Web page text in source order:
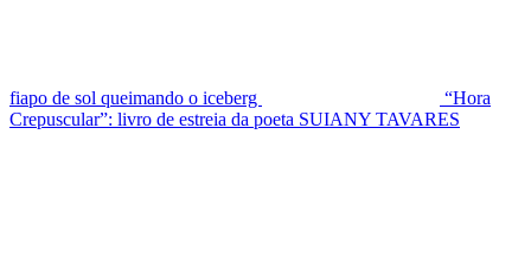
fiapo de sol queimando o iceberg
“Hora
Crepuscular”: livro de estreia da poeta SUIANY TAVARES